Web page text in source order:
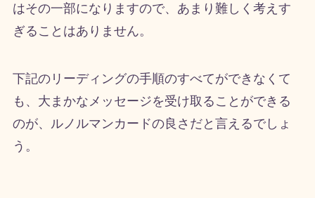
はその一部になりますので、あまり難しく考えす
ぎることはありません。
下記のリーディングの手順のすべてができなくて
も、大まかなメッセージを受け取ることができる
のが、ルノルマンカードの良さだと言えるでしょ
う。